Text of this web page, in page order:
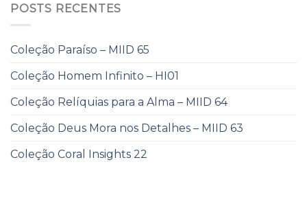
POSTS RECENTES
Coleção Paraíso – MIID 65
Coleção Homem Infinito – HI01
Coleção Relíquias para a Alma – MIID 64
Coleção Deus Mora nos Detalhes – MIID 63
Coleção Coral Insights 22